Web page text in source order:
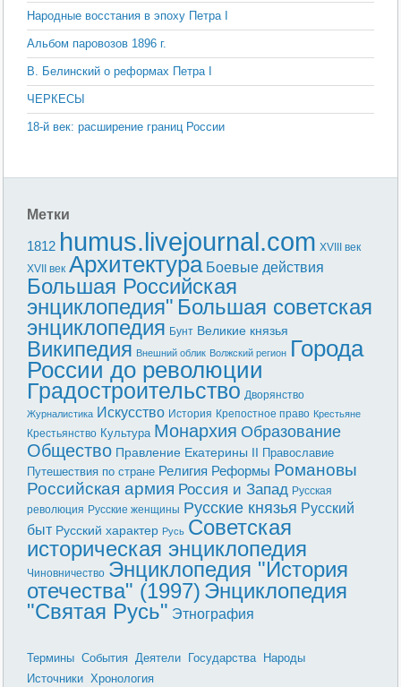
Народные восстания в эпоху Петра I
Альбом паровозов 1896 г.
В. Белинский о реформах Петра I
ЧЕРКЕСЫ
18-й век: расширение границ России
Метки
1812 humus.livejournal.com XVIII век
XVII век Архитектура Боевые действия
Большая Российская
энциклопедия" Большая советская
энциклопедия Бунт Великие князья
Википедия Внешний облик Волжский регион Города
России до революции
Градостроительство Дворянство
Журналистика Искусство История Крепостное право Крестьяне
Крестьянство Культура Монархия Образование
Общество Правление Екатерины II Православие
Путешествия по стране Религия Реформы Романовы
Российская армия Россия и Запад Русская
революция Русские женщины Русские князья Русский
быт Русский характер Русь Советская
историческая энциклопедия
Чиновничество Энциклопедия "История
отечества" (1997) Энциклопедия
"Святая Русь" Этнография
Термины События Деятели Государства
Народы
Источники Хронология